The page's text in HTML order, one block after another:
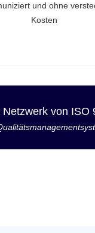
und ohne
Kosten
von ISO